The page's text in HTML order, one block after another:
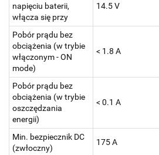
napięciu baterii,
włącza się przy
14.5 V
Pobór prądu bez
obciążenia (w trybie
włączonym - ON
mode)
< 1.8 A
Pobór prądu bez
obciążenia (w trybie
oszczędzania
energii)
< 0.1 A
Min. bezpiecznik DC
(zwłoczny)
175 A